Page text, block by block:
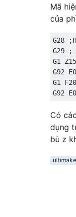
Mã
của
G28
G29 ;
G1
G92 E0
G1
Có
dụng
bù z